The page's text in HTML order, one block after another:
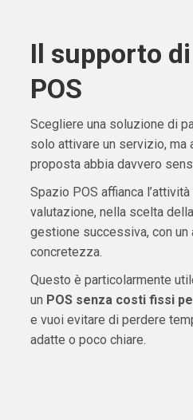
Il supporto
POS
Scegliere una soluzione di
solo attivare un servizio, ma
proposta abbia davvero
Spazio POS affianca
valutazione, nella scelta
gestione successiva, con
concretezza.
Questo è particolarmente
un POS senza costi fissi
e vuoi evitare di perdere
adatte o poco chiare.